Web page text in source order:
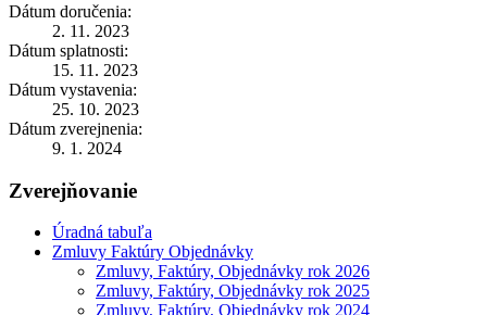
Dátum doručenia:
2. 11. 2023
Dátum splatnosti:
15. 11. 2023
Dátum vystavenia:
25. 10. 2023
Dátum zverejnenia:
9. 1. 2024
Zverejňovanie
Úradná tabuľa
Zmluvy Faktúry Objednávky
Zmluvy, Faktúry, Objednávky rok 2026
Zmluvy, Faktúry, Objednávky rok 2025
Zmluvy, Faktúry, Objednávky rok 2024